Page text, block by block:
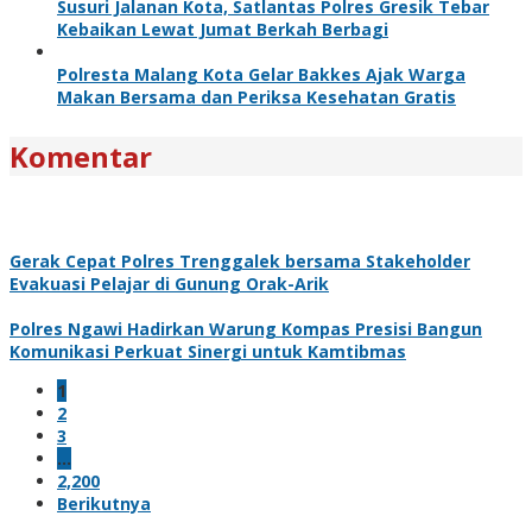
Susuri Jalanan Kota, Satlantas Polres Gresik Tebar
Kebaikan Lewat Jumat Berkah Berbagi
Polresta Malang Kota Gelar Bakkes Ajak Warga
Makan Bersama dan Periksa Kesehatan Gratis
Komentar
Gerak Cepat Polres Trenggalek bersama Stakeholder
Evakuasi Pelajar di Gunung Orak-Arik
Polres Ngawi Hadirkan Warung Kompas Presisi Bangun
Komunikasi Perkuat Sinergi untuk Kamtibmas
1
2
3
…
2,200
Berikutnya